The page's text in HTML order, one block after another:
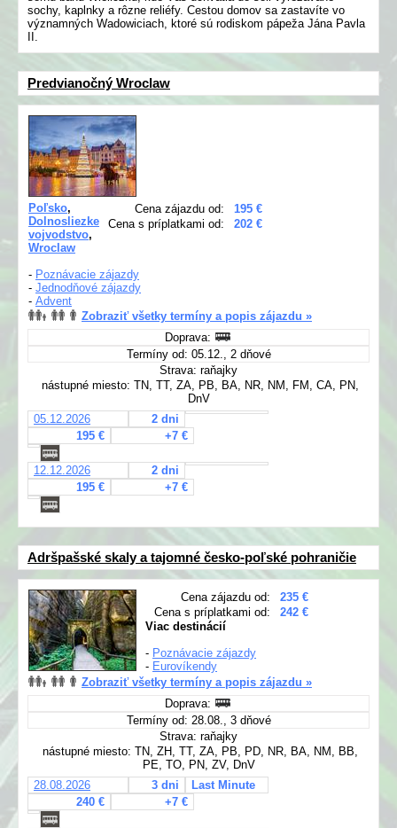
sochy, kaplnky a rôzne reliéfy. Cestou domov sa zastavíte vo
významných Wadowiciach, ktoré sú rodiskom pápeža Jána Pavla
Predvianočný Wroclaw
Cena zájazdu od:
195 €
Cena s príplatkami od:
202 €
Poľsko,
Dolnosliezke
vojvodstvo,
Wroclaw
- Poznávacie zájazdy
- Jednodňové zájazdy
- Advent
Zobraziť všetky termíny a popis zájazdu »
Doprava:
Termíny od: 05.12., 2 dňové
Strava: raňajky
nástupné miesto: TN, TT, ZA, PB, BA, NR, NM, FM, CA, PN,
DnV
05.12.2026
2 dni
195 €
+7 €
12.12.2026
2 dni
195 €
+7 €
Adršpašské skaly a tajomné česko-poľské pohraničie
Cena zájazdu od:
235 €
Cena s príplatkami od:
242 €
Viac destinácií
- Poznávacie zájazdy
- Eurovíkendy
Zobraziť všetky termíny a popis zájazdu »
Doprava:
Termíny od: 28.08., 3 dňové
Strava: raňajky
nástupné miesto: TN, ZH, TT, ZA, PB, PD, NR, BA, NM, BB,
PE, TO, PN, ZV, DnV
28.08.2026
3 dni
Last Minute
240 €
+7 €